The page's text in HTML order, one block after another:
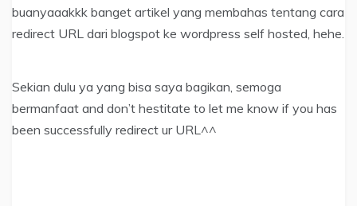
buanyaaakkk banget artikel yang membahas tentang cara
redirect URL dari blogspot ke wordpress self hosted, hehe.
Sekian dulu ya yang bisa saya bagikan, semoga
bermanfaat and don’t hestitate to let me know if you has
been successfully redirect ur URL^^